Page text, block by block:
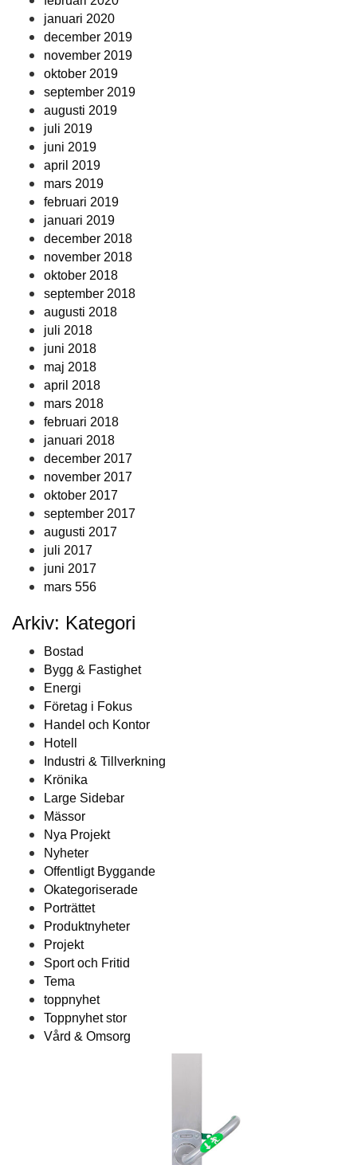
januari 2020
december 2019
november 2019
oktober 2019
september 2019
augusti 2019
juli 2019
juni 2019
april 2019
mars 2019
februari 2019
januari 2019
december 2018
november 2018
oktober 2018
september 2018
augusti 2018
juli 2018
juni 2018
maj 2018
april 2018
mars 2018
februari 2018
januari 2018
december 2017
november 2017
oktober 2017
september 2017
augusti 2017
juli 2017
juni 2017
mars 556
Arkiv: Kategori
Bostad
Bygg & Fastighet
Energi
Företag i Fokus
Handel och Kontor
Hotell
Industri & Tillverkning
Krönika
Large Sidebar
Mässor
Nya Projekt
Nyheter
Offentligt Byggande
Okategoriserade
Porträttet
Produktnyheter
Projekt
Sport och Fritid
Tema
toppnyhet
Toppnyhet stor
Vård & Omsorg